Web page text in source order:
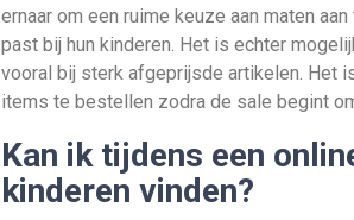
ernaar om een ruime keuze aan maten
past bij hun kinderen. Het is echter
vooral bij sterk afgeprijsde artikelen. Het
items te bestellen zodra de sale begint
Kan ik tijdens een
kinderen vinden?